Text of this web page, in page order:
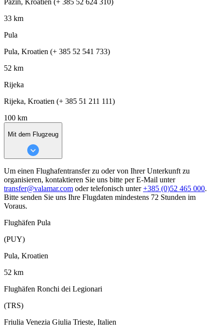
Pazin, Kroatien (+ 385 52 624 310)
33 km
Pula
Pula, Kroatien (+ 385 52 541 733)
52 km
Rijeka
Rijeka, Kroatien (+ 385 51 211 111)
100 km
Mit dem Flugzeug
Um einen Flughafentransfer zu oder von Ihrer Unterkunft zu
organisieren, kontaktieren Sie uns bitte per E-Mail unter
transfer@valamar.com oder telefonisch unter+385 (0)52 465 000.
Bitte senden Sie uns Ihre Flugdaten mindestens 72 Stunden im
Voraus.
Flughäfen Pula
(PUY)
Pula, Kroatien
52 km
Flughäfen Ronchi dei Legionari
(TRS)
Friulia Venezia Giulia Trieste, Italien